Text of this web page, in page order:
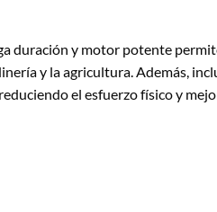
duración y motor potente
y la agricultura. Además,
el esfuerzo físico y